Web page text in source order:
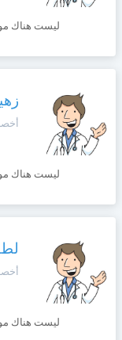
Português
English
Amazigh
Afrikaans
ليست هناك
ليست هناك
ليست هناك
+212
بالنقر
بأنك
قد
قرأت
و